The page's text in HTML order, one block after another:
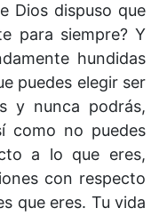
Dios dispuso que
para siempre? Y
hundidas
puedes elegir ser
y nunca podrás,
como no puedes
a lo que eres,
con respecto
que eres. Tu vida